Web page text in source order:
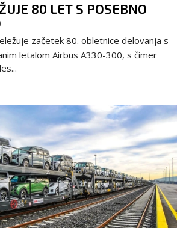
80 LET S POSEBNO
začetek 80. obletnice delovanja s
letalom Airbus A330-300, s čimer